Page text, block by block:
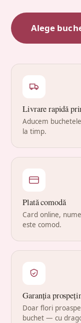
Alege
Livrare rapidă
Aducem
la timp.
Plată comodă
Card online,
este comod.
Garanția
Doar flori
buchet — cu